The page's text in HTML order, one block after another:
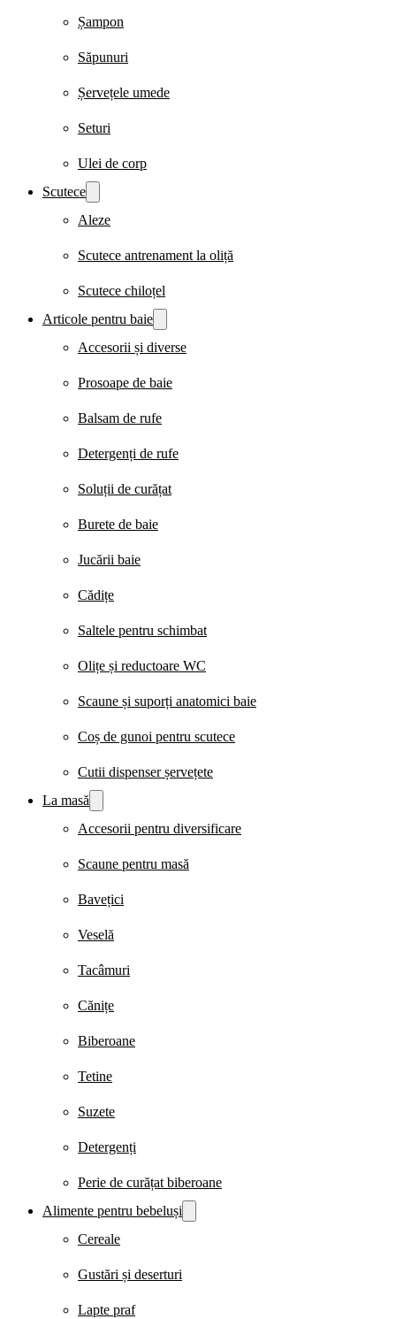
Șampon
Săpunuri
Șervețele umede
Seturi
Ulei de corp
Scutece
Aleze
Scutece antrenament la oliță
Scutece chiloțel
Articole pentru baie
Accesorii și diverse
Prosoape de baie
Balsam de rufe
Detergenți de rufe
Soluții de curățat
Burete de baie
Jucării baie
Cădițe
Saltele pentru schimbat
Olițe și reductoare WC
Scaune și suporți anatomici baie
Coș de gunoi pentru scutece
Cutii dispenser șervețete
La masă
Accesorii pentru diversificare
Scaune pentru masă
Bavețici
Veselă
Tacâmuri
Cănițe
Biberoane
Tetine
Suzete
Detergenți
Perie de curățat biberoane
Alimente pentru bebeluși
Cereale
Gustări și deserturi
Lapte praf